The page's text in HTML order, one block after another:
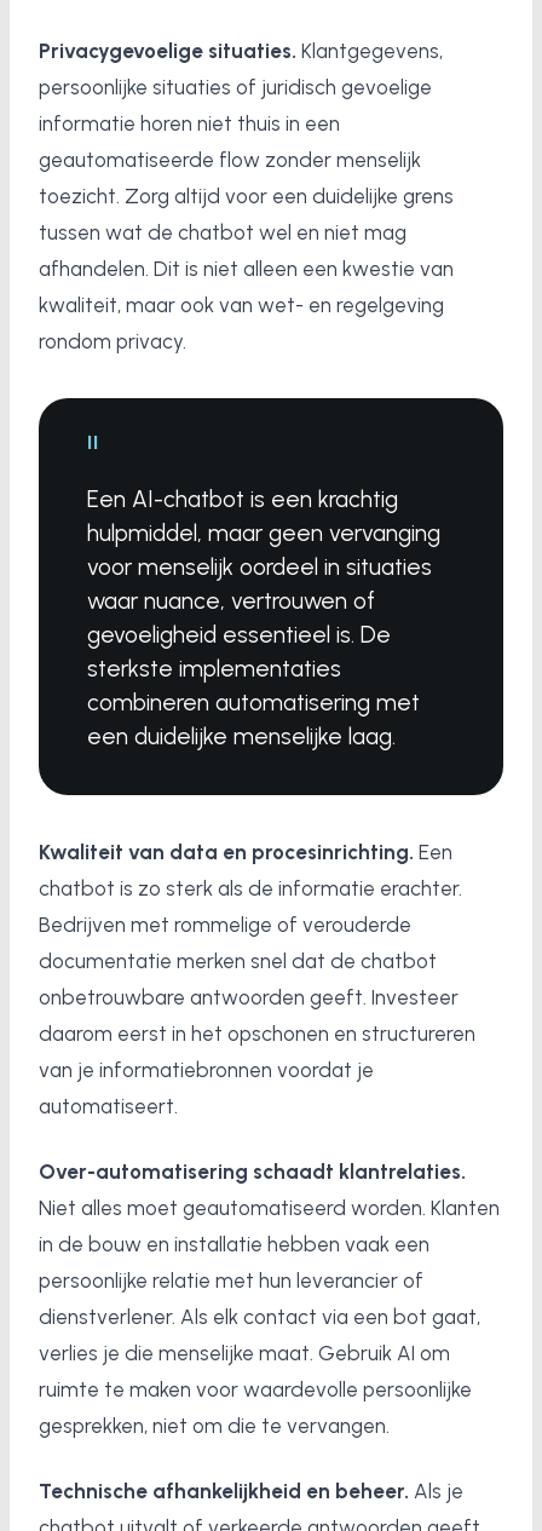
Privacygevoelige situaties. Klantgegevens,
persoonlijke situaties of juridisch gevoelige
informatie horen niet thuis in een
geautomatiseerde flow zonder menselijk
toezicht. Zorg altijd voor een duidelijke grens
tussen wat de chatbot wel en niet mag
afhandelen. Dit is niet alleen een kwestie van
kwaliteit, maar ook van wet- en regelgeving
rondom privacy.
"
Een AI-chatbot is een krachtig
hulpmiddel, maar geen vervanging
voor menselijk oordeel in situaties
waar nuance, vertrouwen of
gevoeligheid essentieel is. De
sterkste implementaties
combineren automatisering met
een duidelijke menselijke laag.
Kwaliteit van data en procesinrichting. Een
chatbot is zo sterk als de informatie erachter.
Bedrijven met rommelige of verouderde
documentatie merken snel dat de chatbot
onbetrouwbare antwoorden geeft. Investeer
daarom eerst in het opschonen en structureren
van je informatiebronnen voordat je
automatiseert.
Over-automatisering schaadt klantrelaties.
Niet alles moet geautomatiseerd worden. Klanten
in de bouw en installatie hebben vaak een
persoonlijke relatie met hun leverancier of
dienstverlener. Als elk contact via een bot gaat,
verlies je die menselijke maat. Gebruik AI om
ruimte te maken voor waardevolle persoonlijke
gesprekken, niet om die te vervangen.
Technische afhankelijkheid en beheer. Als je